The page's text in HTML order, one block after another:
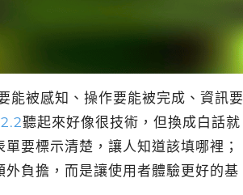
能被感知、操作要能被完成、資訊要
聽起來好像很技術，但換成白話就
要標示清楚，讓人知道該填哪裡；
負擔，而是讓使用者體驗更好的基